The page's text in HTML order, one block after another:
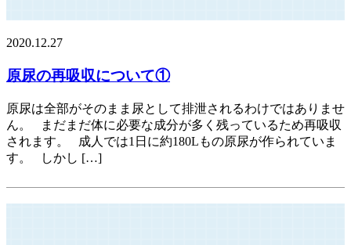
2020.12.27
原尿の再吸収について①
原尿は全部がそのまま尿として排泄されるわけではありませ
ん。 まだまだ体に必要な成分が多く残っているため再吸収
されます。 成人では1日に約180Lもの原尿が作られていま
す。 しかし […]